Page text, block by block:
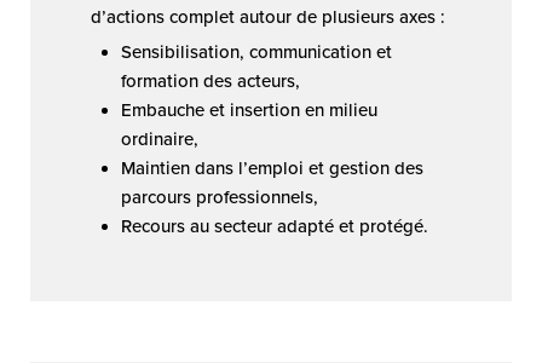
d’actions complet autour de plusieurs axes :
Sensibilisation, communication et
formation des acteurs,
Embauche et insertion en milieu
ordinaire,
Maintien dans l’emploi et gestion des
parcours professionnels,
Recours au secteur adapté et protégé.